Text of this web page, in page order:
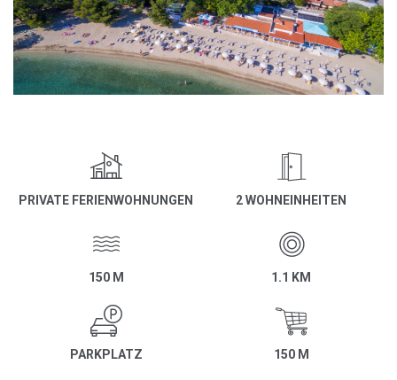
PRIVATE FERIENWOHNUNGEN 2 WOHNEINHEITEN
150 M 1.1 KM
PARKPLATZ 150 M